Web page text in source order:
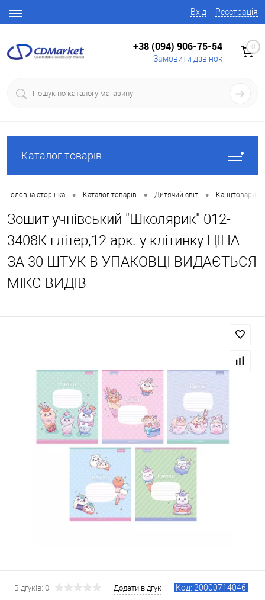
Вхід Реєстрація
+38 (094) 906-75-54
Замовити дзвінок
0
Каталог товарів
Головна сторінка • Каталог товарів • Дитячий світ • Канцтовари
Зошит учнівський "Школярик" 012-
3408К глітер,12 арк. у клітинку ЦІНА
ЗА 30 ШТУК В УПАКОВЦІ ВИДАЄТЬСЯ
МІКС ВИДІВ
Відгуків: 0 Додати відгук Код: 20000714046